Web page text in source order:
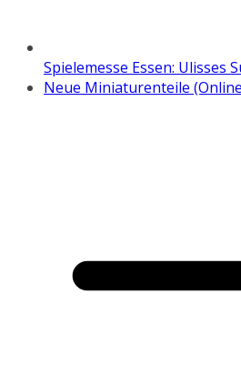
Spielemesse Essen: Ulisses
Neue Miniaturenteile